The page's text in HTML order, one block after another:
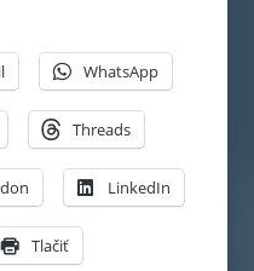
WhatsApp
Threads
LinkedIn
Tlačiť